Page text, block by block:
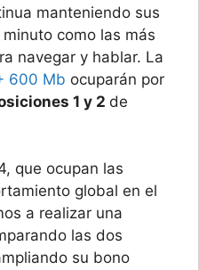
manteniendo sus
como las más
navegar y hablar. La
600 Mb ocuparán por
1 y 2 de
que ocupan las
global en el
a realizar una
las dos
su bono